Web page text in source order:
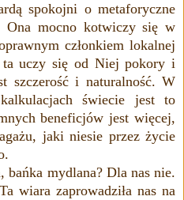
spokojni o metaforyczne
Ona mocno kotwiczy się w
członkiem lokalnej
ta uczy się od Niej pokory i
szczerość i naturalność. W
świecie jest to
beneficjów jest więcej,
jaki niesie przez życie
mydlana? Dla nas nie.
wiara zaprowadziła nas na